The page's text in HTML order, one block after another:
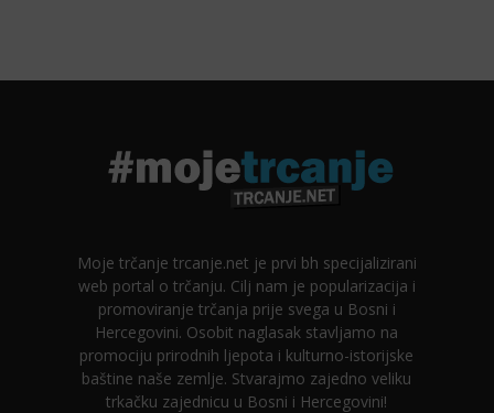
Moje trčanje trcanje.net je prvi bh specijalizirani
web portal o trčanju. Cilj nam je popularizacija i
promoviranje trčanja prije svega u Bosni i
Hercegovini. Osobit naglasak stavljamo na
promociju prirodnih ljepota i kulturno-istorijske
baštine naše zemlje. Stvarajmo zajedno veliku
trkačku zajednicu u Bosni i Hercegovini!